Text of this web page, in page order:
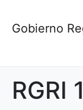
Gobierno
RGRI